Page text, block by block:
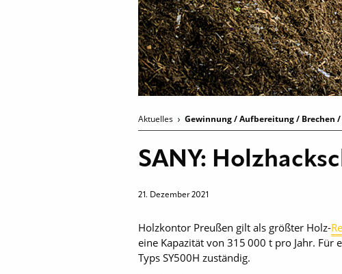
Aktuelles Gewinnung / Aufbereitung / Brechen /
SANY:
21. Dezember 2021
Holzkontor Preußen gilt als größter Holz-
eine Kapazität von 315 000 t pro Jahr. Für
Typs SY500H zuständig.